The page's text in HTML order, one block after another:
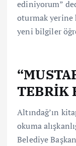
ediniyorum”
oturmak yerine
yeni bilgiler
TEBRİK
Altındağ’ın
okuma
Belediye